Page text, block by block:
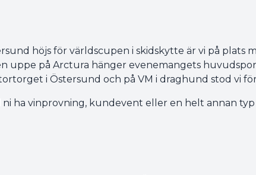
höjs för världscupen i skidskytte är vi på plats
uppe på Arctura hänger evenemangets
i Östersund och på VM i draghund stod vi
ni ha vinprovning, kundevent eller en helt annan typ